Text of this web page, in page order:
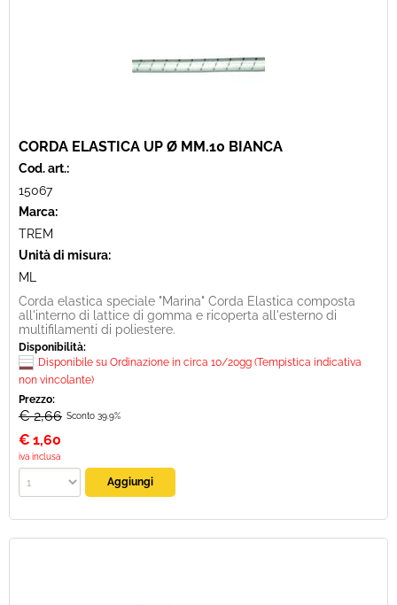
CORDA ELASTICA UP Ø MM.10 BIANCA
Cod. art.:
15067
Marca:
TREM
Unità di misura:
ML
Corda elastica speciale "Marina" Corda Elastica composta
all'interno di lattice di gomma e ricoperta all'esterno di
multifilamenti di poliestere.
Disponibilità:
Disponibile su Ordinazione in circa 10/20gg (Tempistica indicativa
non vincolante)
Prezzo:
€ 2,66 Sconto 39.9%
€ 1,60
iva inclusa